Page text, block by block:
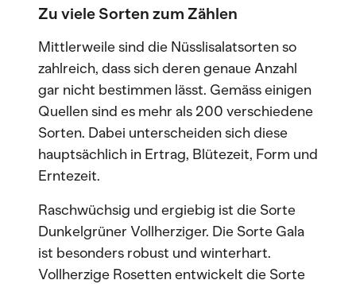
Zu viele Sorten zum Zählen
Mittlerweile sind die Nüsslisalatsorten so
zahlreich, dass sich deren genaue Anzahl
gar nicht bestimmen lässt. Gemäss einigen
Quellen sind es mehr als 200 verschiedene
Sorten. Dabei unterscheiden sich diese
hauptsächlich in Ertrag, Blütezeit, Form und
Erntezeit.
Raschwüchsig und ergiebig ist die Sorte
Dunkelgrüner Vollherziger. Die Sorte Gala
ist besonders robust und winterhart.
Vollherzige Rosetten entwickelt die Sorte